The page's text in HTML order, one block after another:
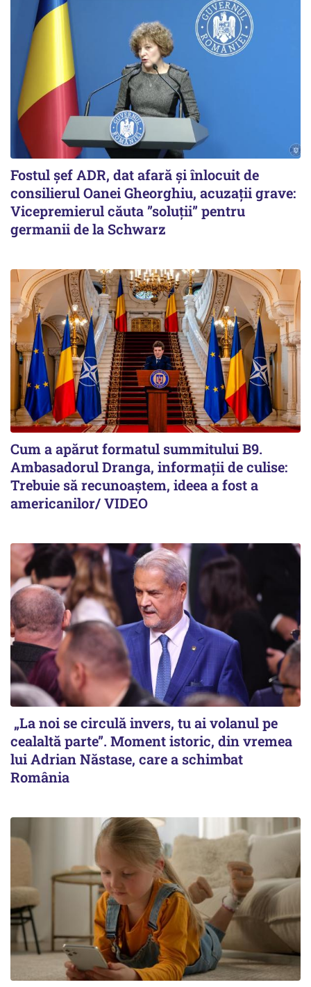
Fostul șef ADR, dat afară și înlocuit de
consilierul Oanei Gheorghiu, acuzații grave:
Vicepremierul căuta ”soluții” pentru
germanii de la Schwarz
Cum a apărut formatul summitului B9.
Ambasadorul Dranga, informații de culise:
Trebuie să recunoaștem, ideea a fost a
americanilor/ VIDEO
„La noi se circulă invers, tu ai volanul pe
cealaltă parte”. Moment istoric, din vremea
lui Adrian Năstase, care a schimbat
România